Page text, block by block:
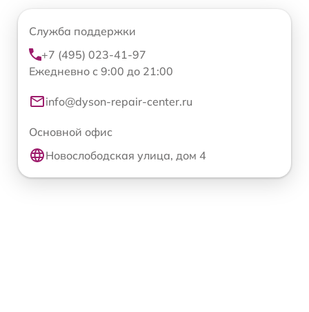
Служба поддержки
+7 (495) 023-41-97
Ежедневно с 9:00 до 21:00
info@dyson-repair-center.ru
Основной офис
Новослободская улица, дом 4